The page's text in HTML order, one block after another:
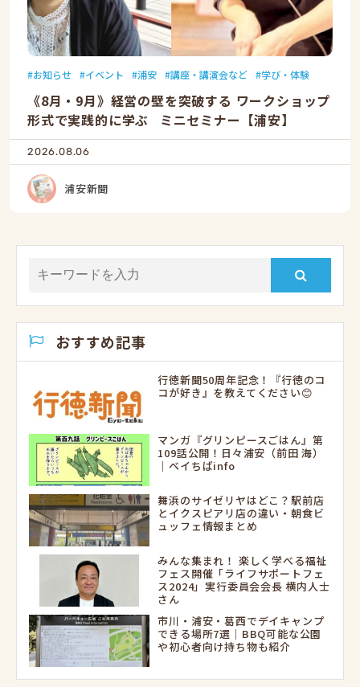
お知らせ イベント 浦安 講座・講演会など 学び・体験
《8月・9月》経営の壁を突破する ワークショップ
形式で実践的に学ぶ ミニセミナー【浦安】
2026.08.06
浦安新聞
おすすめ記事
行徳新聞50周年記念！『行徳のコ
コが好き』を教えてください😊
マンガ『グリンピースごはん』第
109話公開！日々浦安（前田 海）
｜ベイちばinfo
舞浜のサイゼリヤはどこ？駅前店
とイクスピアリ店の違い・朝食ビ
ュッフェ情報まとめ
みんな集まれ！ 楽しく学べる福祉
フェス開催「ライフサポートフェ
ス2024」実行委員会会長 横内人士
さん
市川・浦安・葛西でデイキャンプ
できる場所7選｜BBQ可能な公園
や初心者向け持ち物も紹介